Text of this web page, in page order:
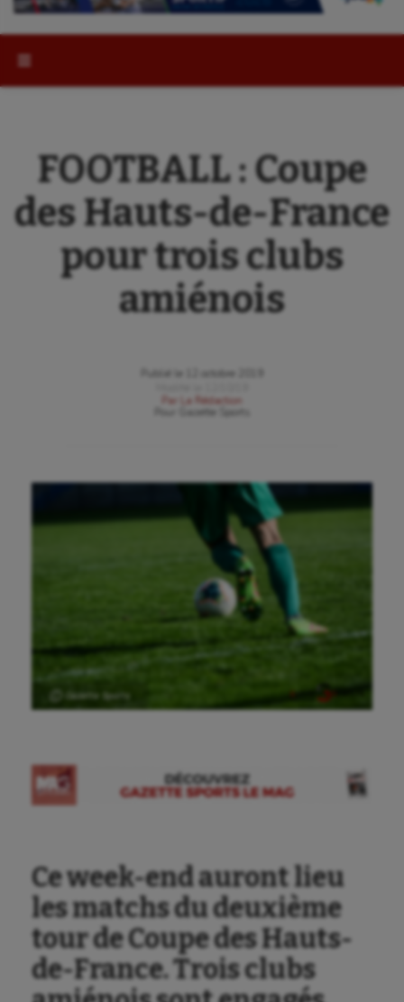
Aéronautique
Athlétisme
Auto
FOOTBALL : Coupe
des Hauts-de-France
pour trois clubs
amiénois
Publié le
12 octobre 2019
Par
La Rédaction
Gazette Sports
Ⓒ Gazette Sports
Ce week-end auront lieu
les matchs du deuxième
tour de Coupe des Hauts-
de-France. Trois clubs